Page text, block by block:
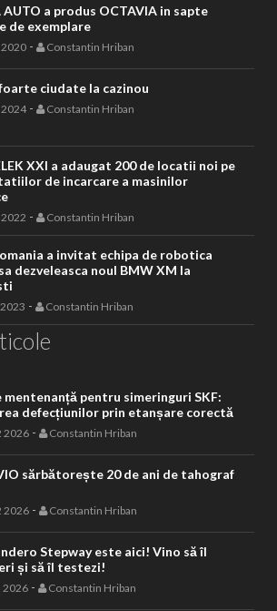
AUTO a produs OCTAVIA in sapte
de exemplare
2020 - Constantin Hriban
ciudate la cazinou
- Constantin Hriban
XXI a adaugat 200 de locatii noi pe
de incarcare a masinilor
2022 - Constantin Hriban
a invitat echipa de robotica
dezveleasca noul BMW XM la
- Constantin Hriban
mentenanță pentru simeringuri SKF:
defecțiunilor prin etanșare corectă
2026 - Constantin Hriban
sărbătorește 20 de ani de tahograf
2026 - Constantin Hriban
Stepway este aici! Vino să îl
și să îl testezi!
2026 - Constantin Hriban